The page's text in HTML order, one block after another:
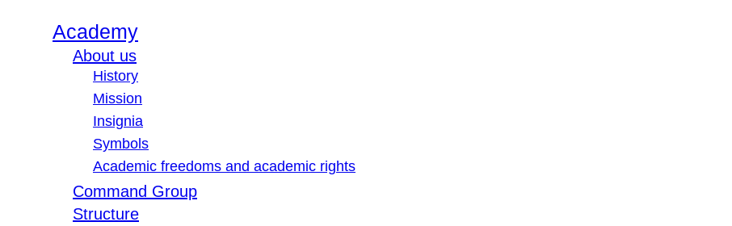
Academy
About us
History
Mission
Insignia
Symbols
Academic freedoms and academic rights
Command Group
Structure